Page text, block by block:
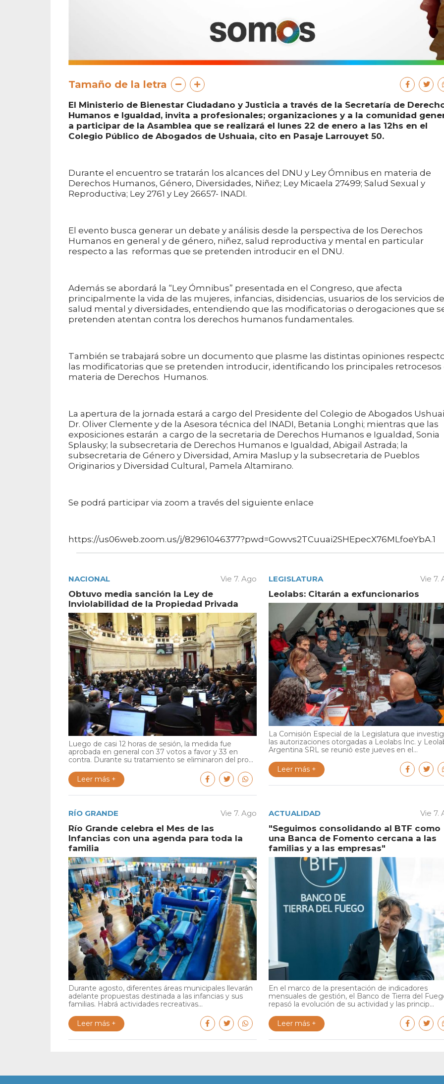
Tamaño de la letra
El Ministerio de Bienestar Ciudadano y Justicia a través de la Secretaría de
Humanos e Igualdad, invita a profesionales; organizaciones y a la comunidad
a participar de la Asamblea que se realizará el lunes 22 de enero a las 12hs en el
Colegio Público de Abogados de Ushuaia, cito en Pasaje Larrouyet 50.
Durante el encuentro se tratarán los alcances del DNU y Ley Ómnibus en materia de
Derechos Humanos, Género, Diversidades, Niñez; Ley Micaela 27499; Salud Sexual y
Reproductiva; Ley 2761 y Ley 26657- INADI.
El evento busca generar un debate y análisis desde la perspectiva de los Derechos
Humanos en general y de género, niñez, salud reproductiva y mental en particular
respecto a las reformas que se pretenden introducir en el DNU.
Además se abordará la “Ley Ómnibus” presentada en el Congreso, que afecta
principalmente la vida de las mujeres, infancias, disidencias, usuarios de los servicios de
salud mental y diversidades, entendiendo que las modificatorias o derogaciones que
pretenden atentan contra los derechos humanos fundamentales.
También se trabajará sobre un documento que plasme las distintas opiniones
las modificatorias que se pretenden introducir, identificando los principales retrocesos
materia de Derechos Humanos.
La apertura de la jornada estará a cargo del Presidente del Colegio de Abogados
Dr. Oliver Clemente y de la Asesora técnica del INADI, Betania Longhi; mientras que las
exposiciones estarán a cargo de la secretaria de Derechos Humanos e Igualdad, Sonia
Splausky; la subsecretaria de Derechos Humanos e Igualdad, Abigail Astrada; la
subsecretaria de Género y Diversidad, Amira Maslup y la subsecretaria de Pueblos
Originarios y Diversidad Cultural, Pamela Altamirano.
Se podrá participar via zoom a través del siguiente enlace
https://us06web.zoom.us/j/82961046377?pwd=Gowvs2TCuuai2SHEpecX76MLfoeYbA.1
NACIONAL Vie 7. Ago
Obtuvo media sanción la Ley de
Inviolabilidad de la Propiedad Privada
Luego de casi 12 horas de sesión, la medida fue
aprobada en general con 37 votos a favor y 33 en
contra. Durante su tratamiento se eliminaron del pro...
Leer más +
LEGISLATURA Vie 7.
Leolabs: Citarán a exfuncionarios
La Comisión Especial de la Legislatura que
las autorizaciones otorgadas a Leolabs Inc. y
Argentina SRL se reunió este jueves en el...
Leer más +
RÍO GRANDE Vie 7. Ago
Río Grande celebra el Mes de las
Infancias con una agenda para toda la
familia
Durante agosto, diferentes áreas municipales llevarán
adelante propuestas destinada a las infancias y sus
familias. Habrá actividades recreativas...
Leer más +
ACTUALIDAD Vie 7.
"Seguimos consolidando al BTF como
una Banca de Fomento cercana a las
familias y a las empresas"
En el marco de la presentación de indicadores
mensuales de gestión, el Banco de Tierra del
repasó la evolución de su actividad y las princip...
Leer más +